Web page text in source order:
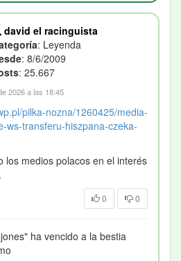
david el racinguista
: Leyenda
: 8/6/2009
: 25.667
2026 a las 18:45
pilka-nozna/1260425/media-
ws-transferu-hiszpana-czeka-
los medios polacos en el interés
0 0
ha vencido a la bestia